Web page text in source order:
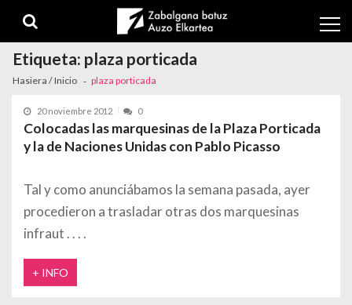
Etiqueta: plaza porticada
Hasiera / Inicio plaza porticada
20 noviembre 2012 0
Colocadas las marquesinas de la Plaza Porticada
y la de Naciones Unidas con Pablo Picasso
Tal y como anunciábamos la semana pasada, ayer
procedieron a trasladar otras dos marquesinas
infraut
+ INFO